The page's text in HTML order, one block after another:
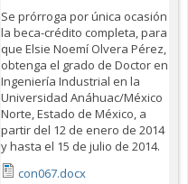
Se prórroga por única ocasión
la beca-crédito completa, para
que Elsie Noemí Olvera Pérez,
obtenga el grado de Doctor en
Ingeniería Industrial en la
Universidad Anáhuac/México
Norte, Estado de México, a
partir del 12 de enero de 2014
y hasta el 15 de julio de 2014.
con067.docx